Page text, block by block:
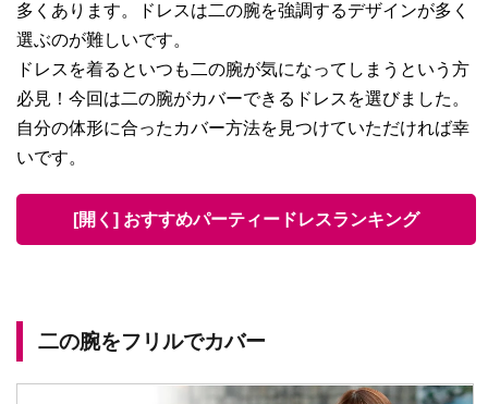
多くあります。ドレスは二の腕を強調するデザインが多く
選ぶのが難しいです。
ドレスを着るといつも二の腕が気になってしまうという方
必見！今回は二の腕がカバーできるドレスを選びました。
自分の体形に合ったカバー方法を見つけていただければ幸
いです。
[開く] おすすめパーティードレスランキング
二の腕をフリルでカバー